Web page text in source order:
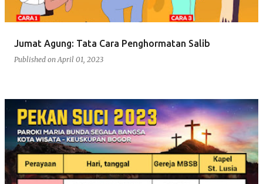
Jumat Agung: Tata Cara Penghormatan Salib
Published onApril 01, 2023